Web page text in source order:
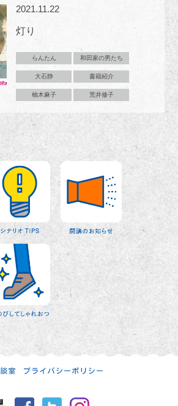
2021.11.22
灯り
らんたん 和田家の男たち
大石静 書籍紹介
柚木麻子 荒井修子